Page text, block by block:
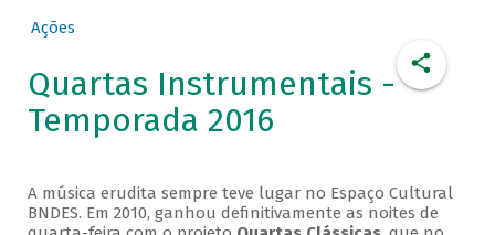
Ações
Quartas Instrumentais -
Temporada 2016
A música erudita sempre teve lugar no Espaço Cultural
BNDES. Em 2010, ganhou definitivamente as noites de